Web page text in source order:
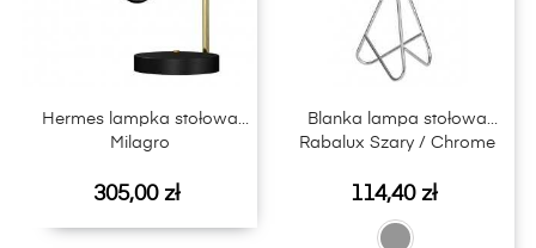
Hermes lampka stołowa
Milagro
Cena
305,00 zł
Blanka lampa stołowa
Rabalux Szary / Chrome
Cena
114,40 zł